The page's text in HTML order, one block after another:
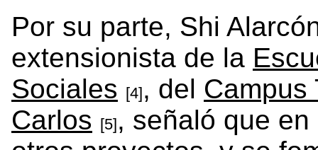
Por su parte, Shi
extensionista de la
Sociales [4], del Campus
Carlos [5], señaló que